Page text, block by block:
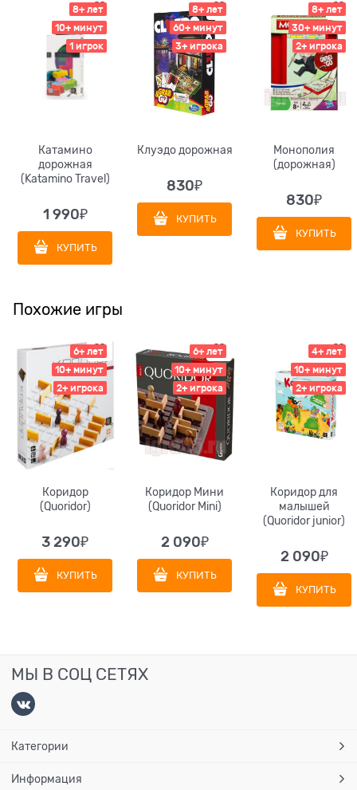
8+ лет
10+ минут
1 игрок
Катамино
дорожная
(Katamino Travel)
1 990₽
КУПИТЬ
8+ лет
60+ минут
3+ игрока
Клуэдо дорожная
830₽
КУПИТЬ
8+ лет
30+ минут
2+ игрока
Монополия
(дорожная)
830₽
КУПИТЬ
Похожие игры
6+ лет
10+ минут
2+ игрока
Коридор
(Quoridor)
3 290₽
КУПИТЬ
6+ лет
10+ минут
2+ игрока
Коридор Мини
(Quoridor Mini)
2 090₽
КУПИТЬ
4+ лет
10+ минут
2+ игрока
Коридор для
малышей
(Quoridor junior)
2 090₽
КУПИТЬ
МЫ В СОЦ СЕТЯХ
Категории
Информация